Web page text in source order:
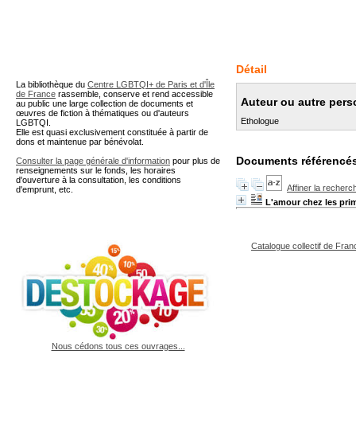
Détail
Auteur ou autre
Ethologue
Documents
Affiner la
L'amour chez les
Catalogue collectif de
La bibliothèque du Centre LGBTQI+ de Paris et d'Île
de France rassemble, conserve et rend accessible
au public une large collection de documents et
œuvres de fiction à thématiques ou d'auteurs
LGBTQI.
Elle est quasi exclusivement constituée à partir de
dons et maintenue par bénévolat.
Consulter la page générale d'information pour plus de
renseignements sur le fonds, les horaires
d'ouverture à la consultation, les conditions
d'emprunt, etc.
Nous cédons tous ces ouvrages...